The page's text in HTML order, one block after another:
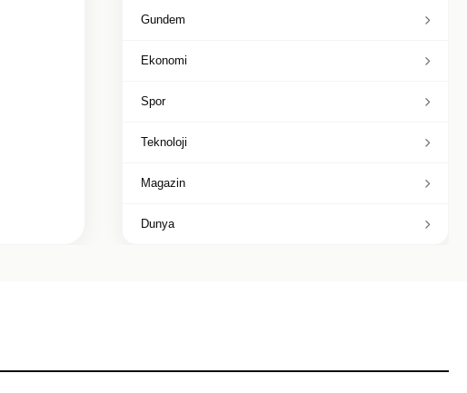
Gundem
Ekonomi
Spor
Teknoloji
Magazin
Dunya